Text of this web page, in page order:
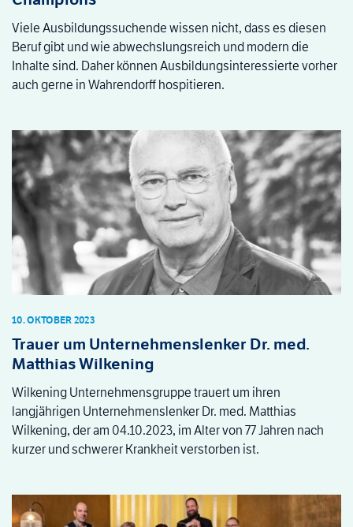
Viele Ausbildungssuchende wissen nicht, dass es diesen
Beruf gibt und wie abwechslungsreich und modern die
Inhalte sind. Daher können Ausbildungsinteressierte vorher
auch gerne in Wahrendorff hospitieren.
Trauer um Unternehmenslenker Dr. med.
Matthias Wilkening
10. OKTOBER 2023
Wilkening Unternehmensgruppe trauert um ihren
langjährigen Unternehmenslenker Dr. med. Matthias
Wilkening, der am 04.10.2023, im Alter von 77 Jahren nach
kurzer und schwerer Krankheit verstorben ist.